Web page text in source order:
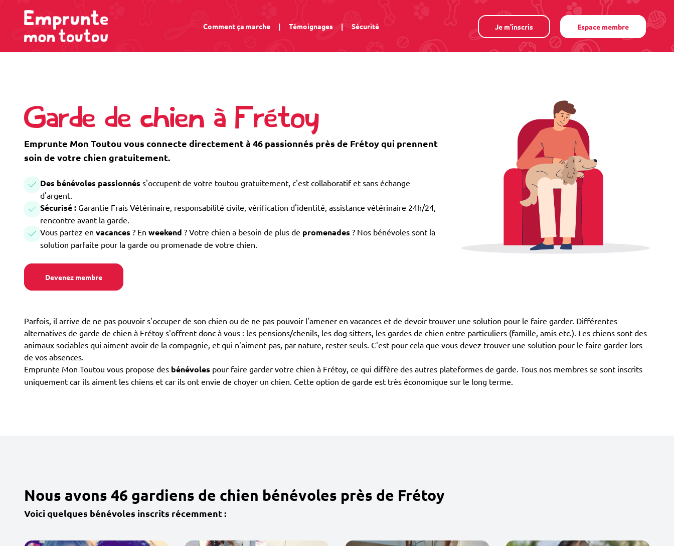
Comment ça marche | Témoignages | Sécurité Je m'inscris Espace membre
Garde de chien à Frétoy
Emprunte Mon Toutou vous connecte directement à 46 passionnés près de Frétoy qui prennent
soin de votre chien gratuitement.
Des bénévoles passionnés s'occupent de votre toutou gratuitement, c'est collaboratif et sans échange
d'argent.
Sécurisé : Garantie Frais Vétérinaire, responsabilité civile, vérification d'identité, assistance vétérinaire 24h/24,
rencontre avant la garde.
Vous partez en vacances ? En weekend ? Votre chien a besoin de plus de promenades ? Nos bénévoles sont la
solution parfaite pour la garde ou promenade de votre chien.
Devenez membre
Parfois, il arrive de ne pas pouvoir s'occuper de son chien ou de ne pas pouvoir l'amener en vacances et de devoir trouver une solution pour le faire garder. Différentes
alternatives de garde de chien à Frétoy s'offrent donc à vous : les pensions/chenils, les dog sitters, les gardes de chien entre particuliers (famille, amis etc.). Les chiens sont des
animaux sociables qui aiment avoir de la compagnie, et qui n'aiment pas, par nature, rester seuls. C'est pour cela que vous devez trouver une solution pour le faire garder lors
de vos absences.
Emprunte Mon Toutou vous propose des bénévoles pour faire garder votre chien à Frétoy, ce qui diffère des autres plateformes de garde. Tous nos membres se sont inscrits
uniquement car ils aiment les chiens et car ils ont envie de choyer un chien. Cette option de garde est très économique sur le long terme.
Nous avons 46 gardiens de chien bénévoles près de Frétoy
Voici quelques bénévoles inscrits récemment :